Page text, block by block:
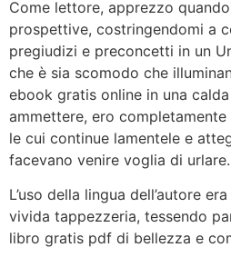
Come lettore, apprezzo
prospettive, costringendomi a
pregiudizi e preconcetti in un
che è sia scomodo che
ebook gratis online in una
ammettere, ero
le cui continue lamentele e
facevano venire voglia di urlare.
L’uso della lingua dell’autore
vivida tappezzeria, tessendo
libro gratis pdf di bellezza e